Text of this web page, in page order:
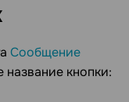
Сообщение
название кнопки: